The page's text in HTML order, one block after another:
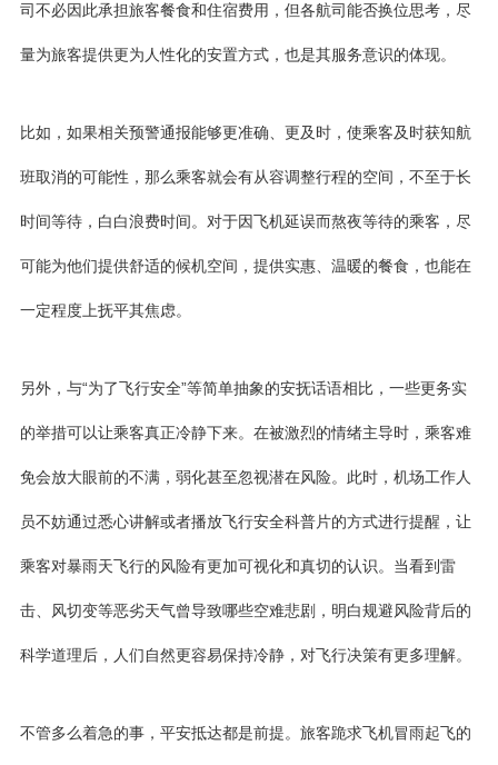
司不必因此承担旅客餐食和住宿费用，但各航司能否换位思考，尽
量为旅客提供更为人性化的安置方式，也是其服务意识的体现。
比如，如果相关预警通报能够更准确、更及时，使乘客及时获知航
班取消的可能性，那么乘客就会有从容调整行程的空间，不至于长
时间等待，白白浪费时间。对于因飞机延误而熬夜等待的乘客，尽
可能为他们提供舒适的候机空间，提供实惠、温暖的餐食，也能在
一定程度上抚平其焦虑。
另外，与“为了飞行安全”等简单抽象的安抚话语相比，一些更务实
的举措可以让乘客真正冷静下来。在被激烈的情绪主导时，乘客难
免会放大眼前的不满，弱化甚至忽视潜在风险。此时，机场工作人
员不妨通过悉心讲解或者播放飞行安全科普片的方式进行提醒，让
乘客对暴雨天飞行的风险有更加可视化和真切的认识。当看到雷
击、风切变等恶劣天气曾导致哪些空难悲剧，明白规避风险背后的
科学道理后，人们自然更容易保持冷静，对飞行决策有更多理解。
不管多么着急的事，平安抵达都是前提。旅客跪求飞机冒雨起飞的